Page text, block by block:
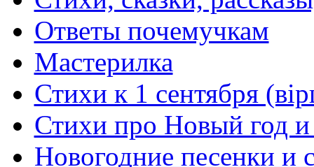
Ответы почемучкам
Мастерилка
Стихи к 1 сентября
Стихи про Новый год
Новогодние песенки и